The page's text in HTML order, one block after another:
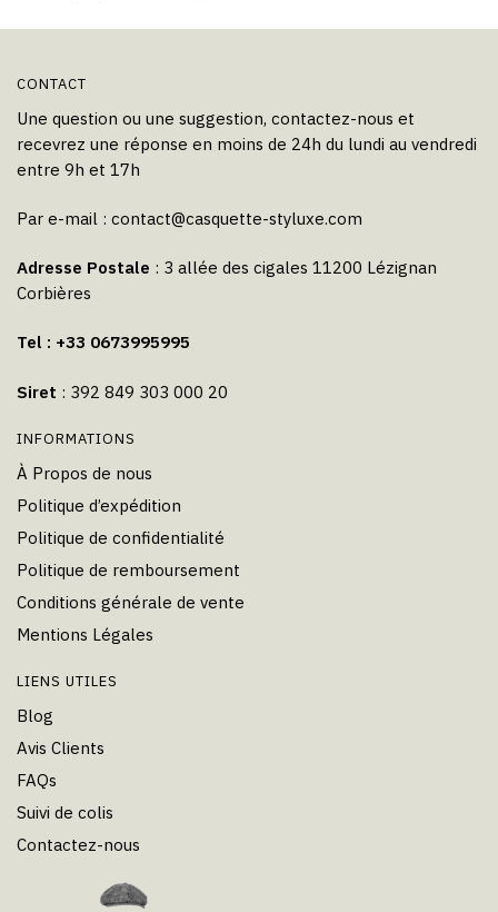
CONTACT
Une question ou une suggestion, contactez-nous et
recevrez une réponse en moins de 24h du lundi au vendredi
entre 9h et 17h
Par e-mail : contact@casquette-styluxe.com
Adresse Postale : 3 allée des cigales 11200 Lézignan
Corbières
Tel : +33 0673995995
Siret : 392 849 303 000 20
INFORMATIONS
À Propos de nous
Politique d’expédition
Politique de confidentialité
Politique de remboursement
Conditions générale de vente
Mentions Légales
LIENS UTILES
Blog
Avis Clients
FAQs
Suivi de colis
Contactez-nous